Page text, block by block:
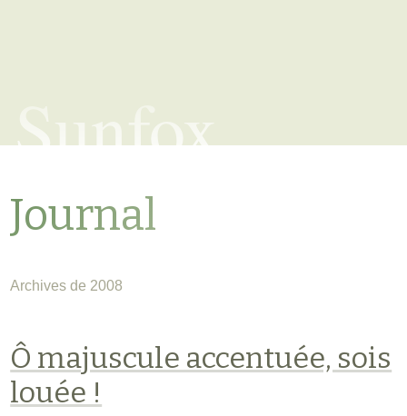
Sunfox
Journal
Archives de 2008
Ô majuscule accentuée, sois
louée !